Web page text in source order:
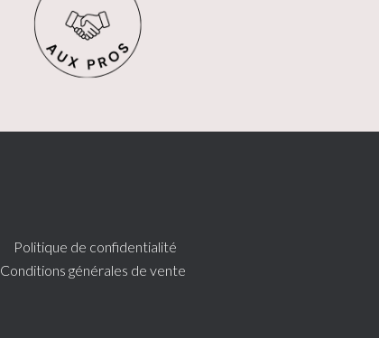
Politique de confidentialité
Conditions générales de vente